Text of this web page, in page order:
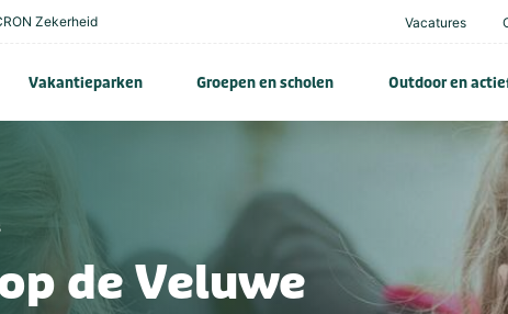
Zekerheid Vacatures
Vakantieparken Groepen en scholen Outdoor en
de Veluwe